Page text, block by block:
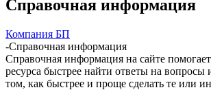
Справочная информация
Компания БП
-Справочная информация
Справочная информация на сайте
ресурса быстрее найти ответы на вопросы
том, как быстрее и проще сделать те или